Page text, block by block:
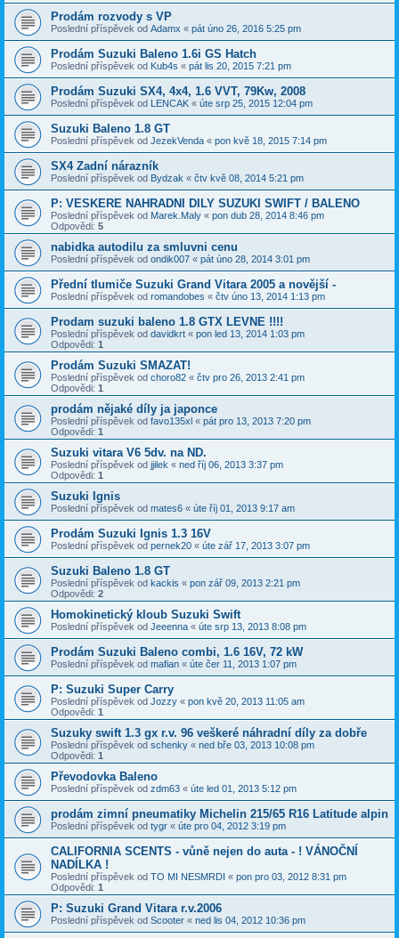
Prodám rozvody s VP
Poslední příspěvek od Adamx « pát úno 26, 2016 5:25 pm
Prodám Suzuki Baleno 1.6i GS Hatch
Poslední příspěvek od Kub4s « pát lis 20, 2015 7:21 pm
Prodám Suzuki SX4, 4x4, 1.6 VVT, 79Kw, 2008
Poslední příspěvek od LENCAK « úte srp 25, 2015 12:04 pm
Suzuki Baleno 1.8 GT
Poslední příspěvek od JezekVenda « pon kvě 18, 2015 7:14 pm
SX4 Zadní nárazník
Poslední příspěvek od Bydzak « čtv kvě 08, 2014 5:21 pm
P: VESKERE NAHRADNI DILY SUZUKI SWIFT / BALENO
Poslední příspěvek od Marek.Maly « pon dub 28, 2014 8:46 pm
Odpovědi: 5
nabidka autodilu za smluvni cenu
Poslední příspěvek od ondik007 « pát úno 28, 2014 3:01 pm
Přední tlumiče Suzuki Grand Vitara 2005 a novější -
Poslední příspěvek od romandobes « čtv úno 13, 2014 1:13 pm
Prodam suzuki baleno 1.8 GTX LEVNE !!!!
Poslední příspěvek od davidkrt « pon led 13, 2014 1:03 pm
Odpovědi: 1
Prodám Suzuki SMAZAT!
Poslední příspěvek od choro82 « čtv pro 26, 2013 2:41 pm
Odpovědi: 1
prodám nějaké díly ja japonce
Poslední příspěvek od favo135xl « pát pro 13, 2013 7:20 pm
Odpovědi: 1
Suzuki vitara V6 5dv. na ND.
Poslední příspěvek od jjilek « ned říj 06, 2013 3:37 pm
Odpovědi: 1
Suzuki Ignis
Poslední příspěvek od mates6 « úte říj 01, 2013 9:17 am
Prodám Suzuki Ignis 1.3 16V
Poslední příspěvek od pernek20 « úte zář 17, 2013 3:07 pm
Suzuki Baleno 1.8 GT
Poslední příspěvek od kackis « pon zář 09, 2013 2:21 pm
Odpovědi: 2
Homokinetický kloub Suzuki Swift
Poslední příspěvek od Jeeenna « úte srp 13, 2013 8:08 pm
Prodám Suzuki Baleno combi, 1.6 16V, 72 kW
Poslední příspěvek od mafian « úte čer 11, 2013 1:07 pm
P: Suzuki Super Carry
Poslední příspěvek od Jozzy « pon kvě 20, 2013 11:05 am
Odpovědi: 1
Suzuky swift 1.3 gx r.v. 96 veškeré náhradní díly za dobře
Poslední příspěvek od schenky « ned bře 03, 2013 10:08 pm
Odpovědi: 1
Převodovka Baleno
Poslední příspěvek od zdm63 « úte led 01, 2013 5:12 pm
prodám zimní pneumatiky Michelin 215/65 R16 Latitude alpin
Poslední příspěvek od tygr « úte pro 04, 2012 3:19 pm
CALIFORNIA SCENTS - vůně nejen do auta - ! VÁNOČNÍ
NADÍLKA !
Poslední příspěvek od TO MI NESMRDI « pon pro 03, 2012 8:31 pm
Odpovědi: 1
P: Suzuki Grand Vitara r.v.2006
Poslední příspěvek od Scooter « ned lis 04, 2012 10:36 pm